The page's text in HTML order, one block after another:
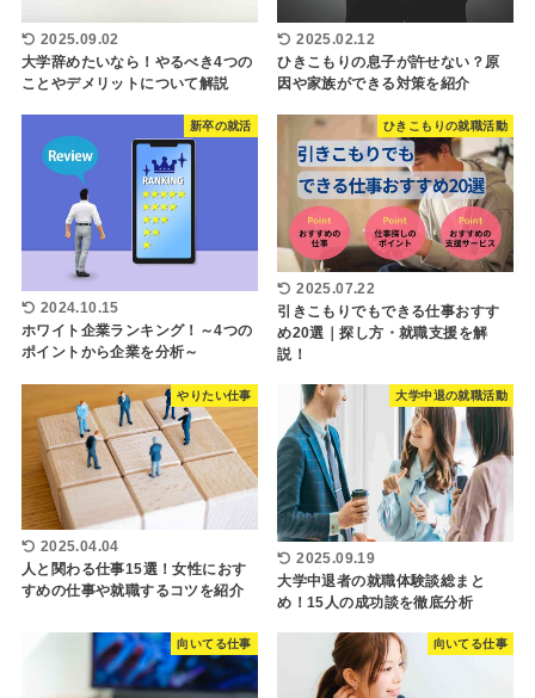
2025.09.02
大学辞めたいなら！やるべき4つの
ことやデメリットについて解説
2025.02.12
ひきこもりの息子が許せない？原
因や家族ができる対策を紹介
新卒の就活
2024.10.15
ホワイト企業ランキング！～4つの
ポイントから企業を分析～
ひきこもりの就職活動
2025.07.22
引きこもりでもできる仕事おすす
め20選｜探し方・就職支援を解
説！
やりたい仕事
2025.04.04
人と関わる仕事15選！女性におす
すめの仕事や就職するコツを紹介
大学中退の就職活動
2025.09.19
大学中退者の就職体験談総まと
め！15人の成功談を徹底分析
向いてる仕事 向いてる仕事